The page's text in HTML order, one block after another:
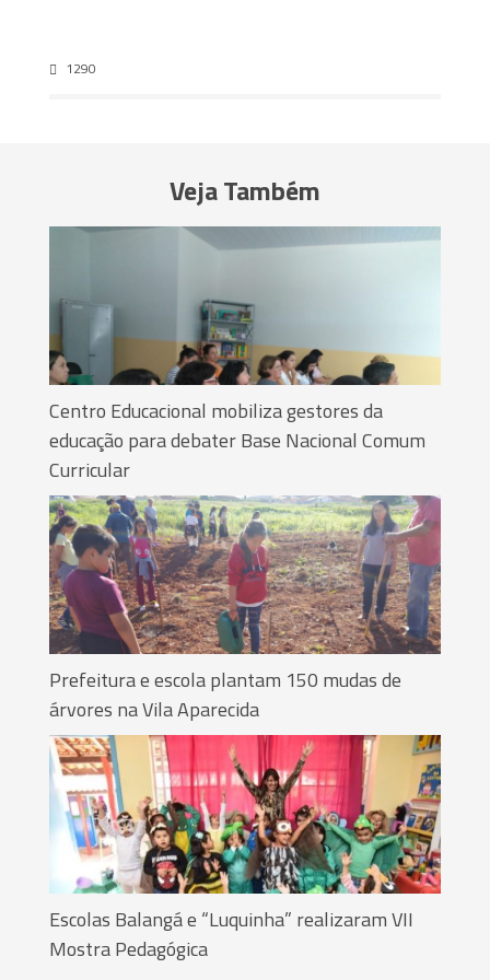
1290
Veja Também
Centro Educacional mobiliza gestores da
educação para debater Base Nacional Comum
Curricular
Prefeitura e escola plantam 150 mudas de
árvores na Vila Aparecida
Escolas Balangá e “Luquinha” realizaram VII
Mostra Pedagógica